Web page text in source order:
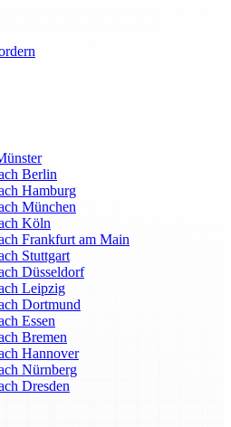
Berlin
Hamburg
München
Köln
Frankfurt am Main
Stuttgart
Düsseldorf
Leipzig
Dortmund
Essen
Bremen
Hannover
Nürnberg
Dresden